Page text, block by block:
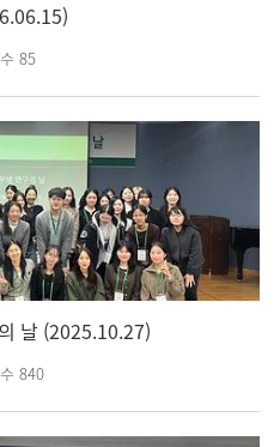
85
날 (2025.10.27)
840